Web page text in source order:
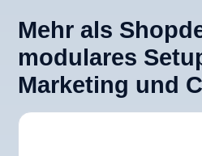
Mehr als
modulares
Marketing und